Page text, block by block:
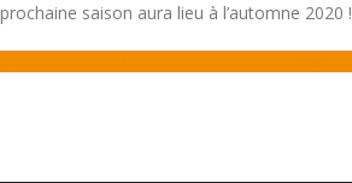
prochaine saison aura lieu à l’automne 2020 !